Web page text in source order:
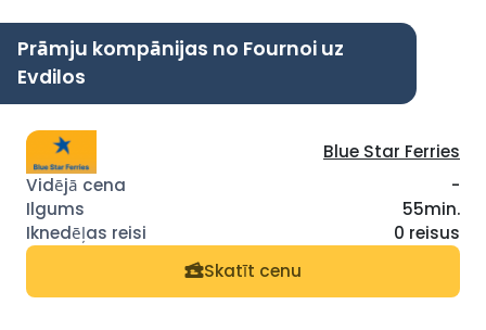
Prāmju kompānijas no Fournoi uz
Evdilos
Blue Star Ferries
-
55min.
0 reisus
Skatīt cenu